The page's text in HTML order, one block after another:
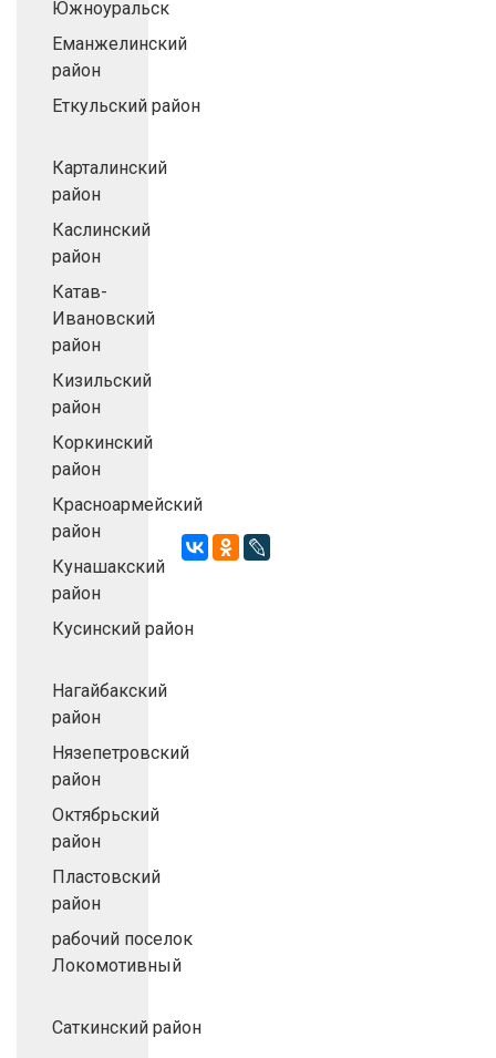
Южноуральск
Еманжелинский
район
Еткульский район
Карталинский
район
Каслинский
район
Катав-
Ивановский
район
Кизильский
район
Коркинский
район
Красноармейский
район
Кунашакский
район
Кусинский район
Нагайбакский
район
Нязепетровский
район
Октябрьский
район
Пластовский
район
рабочий поселок
Локомотивный
Саткинский район